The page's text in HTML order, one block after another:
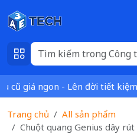
giá ngon - Lên đời tiết kiệm
Trang chủ
All sản phẩm
Chuột quang Genius dây